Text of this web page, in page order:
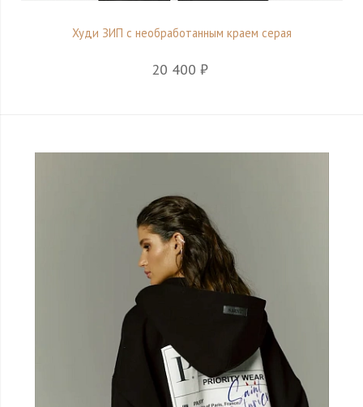
Худи ЗИП с необработанным краем серая
20 400 ₽